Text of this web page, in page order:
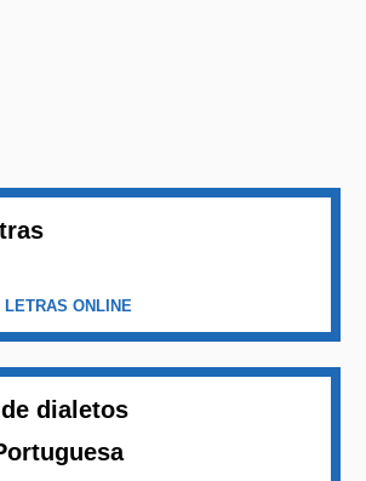
LETRAS ONLINE
dialetos